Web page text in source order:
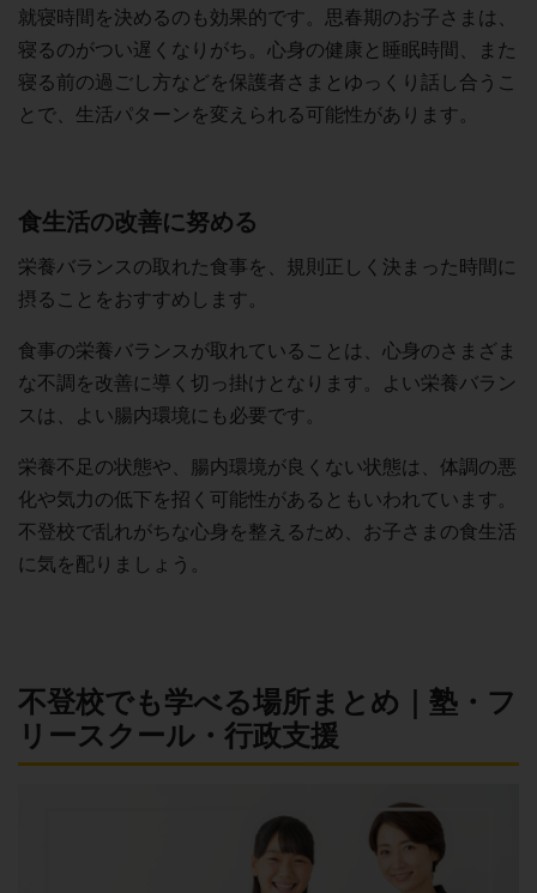
就寝時間を決めるのも効果的です。思春期のお子さまは、
寝るのがつい遅くなりがち。心身の健康と睡眠時間、また
寝る前の過ごし方などを保護者さまとゆっくり話し合うこ
とで、生活パターンを変えられる可能性があります。
食生活の改善に努める
栄養バランスの取れた食事を、規則正しく決まった時間に
摂ることをおすすめします。
食事の栄養バランスが取れていることは、心身のさまざま
な不調を改善に導く切っ掛けとなります。よい栄養バラン
スは、よい腸内環境にも必要です。
栄養不足の状態や、腸内環境が良くない状態は、体調の悪
化や気力の低下を招く可能性があるともいわれています。
不登校で乱れがちな心身を整えるため、お子さまの食生活
に気を配りましょう。
不登校でも学べる場所まとめ｜塾・フ
リースクール・行政支援